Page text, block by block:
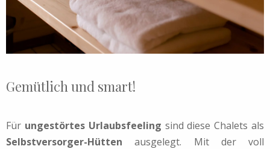
Gemütlich und smart!
Für ungestörtes Urlaubsfeeling sind diese Chalets als
Selbstversorger-Hütten ausgelegt. Mit der voll